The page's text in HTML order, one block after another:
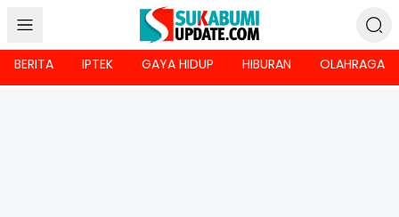
BERITA IPTEK GAYA HIDUP HIBURAN OLAHRAGA